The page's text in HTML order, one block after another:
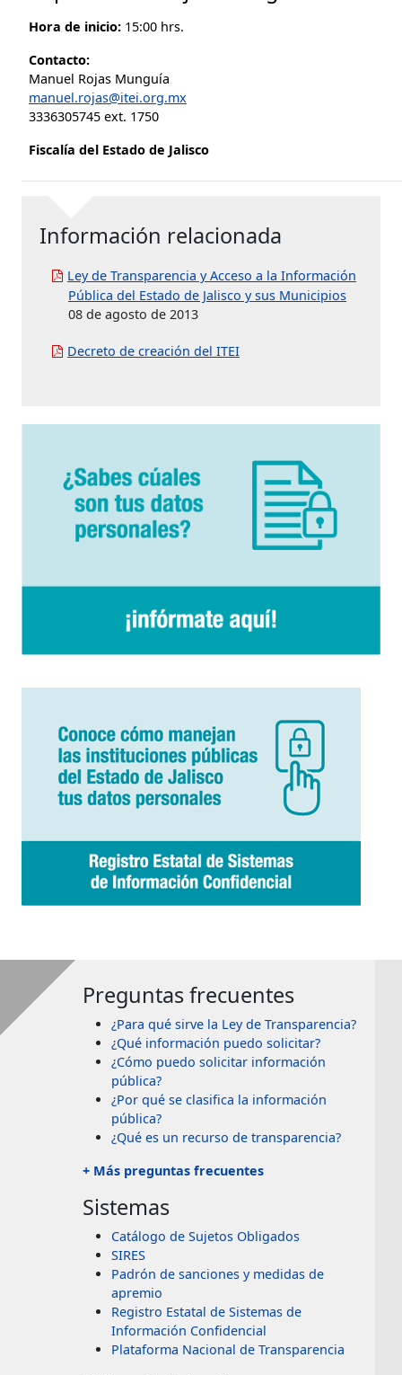
Hora de inicio: 15:00 hrs.
Contacto:
Manuel Rojas Munguía
manuel.rojas@itei.org.mx
3336305745 ext. 1750
Fiscalía del Estado de Jalisco
Información relacionada
Ley de Transparencia y Acceso a la Información
Pública del Estado de Jalisco y sus Municipios
08 de agosto de 2013
Decreto de creación del ITEI
Preguntas frecuentes
¿Para qué sirve la Ley de Transparencia?
¿Qué información puedo solicitar?
¿Cómo puedo solicitar información
pública?
¿Por qué se clasifica la información
pública?
¿Qué es un recurso de transparencia?
+ Más preguntas frecuentes
Sistemas
Catálogo de Sujetos Obligados
SIRES
Padrón de sanciones y medidas de
apremio
Registro Estatal de Sistemas de
Información Confidencial
Plataforma Nacional de Transparencia